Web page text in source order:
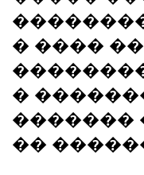
� ����
�
�������
��